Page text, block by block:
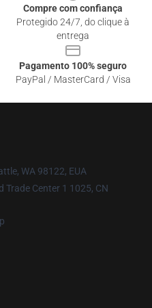
Compre com confiança
Protegido 24/7, do clique à
entrega
Pagamento 100% seguro
PayPal / MasterCard / Visa
WA 98122, EUA
Trade Center 1 1025, CN